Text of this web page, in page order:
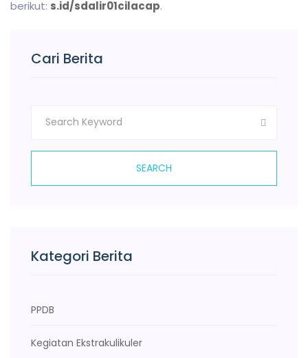
berikut: s.id/sdalir01cilacap.
Cari Berita
SEARCH
Kategori Berita
PPDB
Kegiatan Ekstrakulikuler